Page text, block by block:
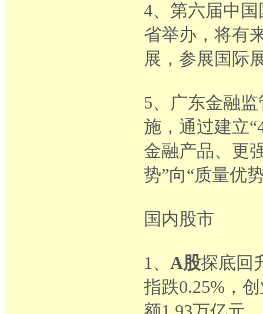
4、第六届中
省举办，将有
展，参展国际
5、广东金融
施，通过建立
金融产品、更
势”向“质量优
国内股市
1、 A股探底回
指跌0.25%，